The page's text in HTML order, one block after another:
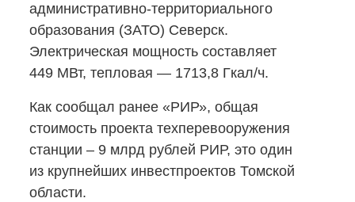
административно-территориального
образования (ЗАТО) Северск.
Электрическая мощность составляет
449 МВт, тепловая — 1713,8 Гкал/ч.
Как сообщал ранее «РИР», общая
стоимость проекта техперевооружения
станции – 9 млрд рублей РИР, это один
из крупнейших инвестпроектов Томской
области.